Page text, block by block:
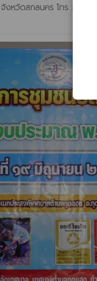
งหวัดสกลนคร โทร : 0